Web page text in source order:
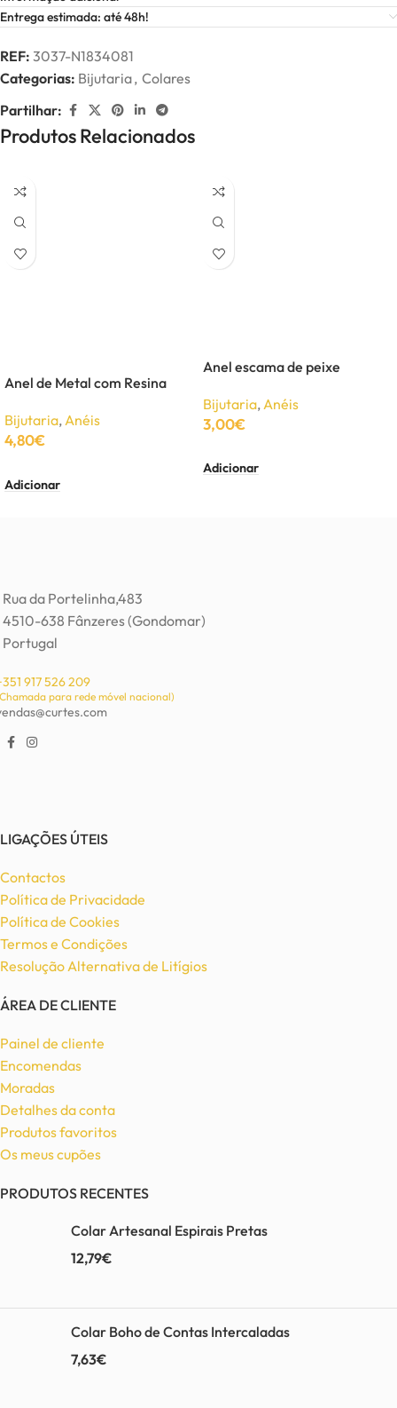
Entrega estimada: até 48h!
REF: 3037-N1834081
Categorias: Bijutaria, Colares
Partilhar:
Produtos Relacionados
Anel de Metal com Resina
Bijutaria,Anéis
4,80€
Adicionar
Anel escama de peixe
Bijutaria,Anéis
3,00€
Adicionar
Rua da Portelinha,483
4510-638 Fânzeres (Gondomar)
Portugal
917 526 209
para rede móvel nacional)
LIGAÇÕES ÚTEIS
Contactos
Política de Privacidade
Política de Cookies
Termos e Condições
Resolução Alternativa de Litígios
ÁREA DE CLIENTE
Painel de cliente
Encomendas
Moradas
Detalhes da conta
Produtos favoritos
Os meus cupões
PRODUTOS RECENTES
Colar Artesanal Espirais Pretas
12,79€
Colar Boho de Contas Intercaladas
7,63€